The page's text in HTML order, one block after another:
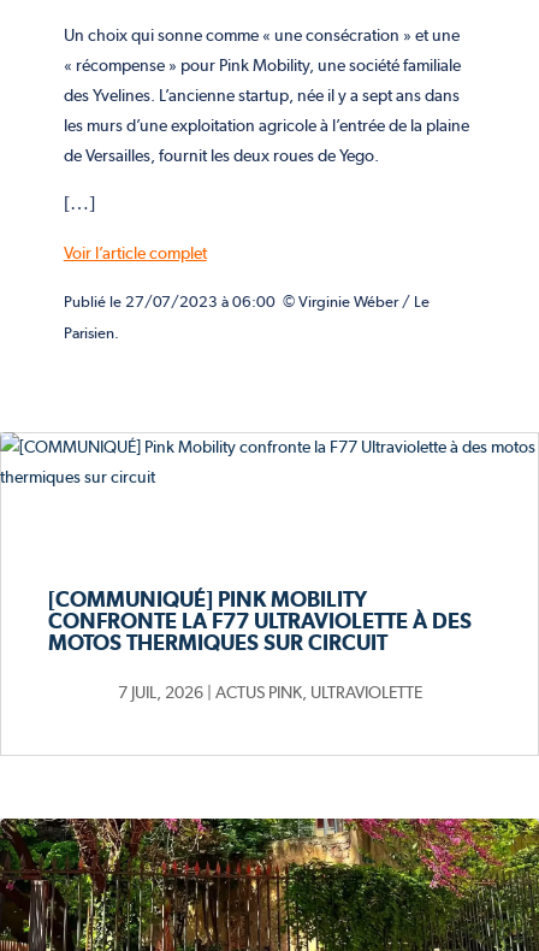
Un choix qui sonne comme « une consécration » et une
« récompense » pour Pink Mobility, une société familiale
des Yvelines. L’ancienne startup, née il y a sept ans dans
les murs d’une exploitation agricole à l’entrée de la plaine
de Versailles, fournit les deux roues de Yego.
[…]
Voir l’article complet
Publié le 27/07/2023 à 06:00 © Virginie Wéber / Le
Parisien.
[COMMUNIQUÉ] PINK MOBILITY
CONFRONTE LA F77 ULTRAVIOLETTE À DES
MOTOS THERMIQUES SUR CIRCUIT
7 JUIL, 2026| ACTUS PINK, ULTRAVIOLETTE